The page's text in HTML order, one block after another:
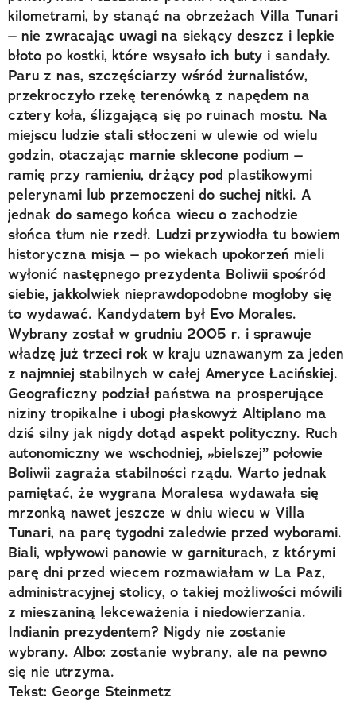
kilometrami, by stanąć na obrzeżach Villa Tunari
– nie zwracając uwagi na siekący deszcz i lepkie
błoto po kostki, które wsysało ich buty i sandały.
Paru z nas, szczęściarzy wśród żurnalistów,
przekroczyło rzekę terenówką z napędem na
cztery koła, ślizgającą się po ruinach mostu. Na
miejscu ludzie stali stłoczeni w ulewie od wielu
godzin, otaczając marnie sklecone podium –
ramię przy ramieniu, drżący pod plastikowymi
pelerynami lub przemoczeni do suchej nitki. A
jednak do samego końca wiecu o zachodzie
słońca tłum nie rzedł. Ludzi przywiodła tu bowiem
historyczna misja – po wiekach upokorzeń mieli
wyłonić następnego prezydenta Boliwii spośród
siebie, jakkolwiek nieprawdopodobne mogłoby się
to wydawać. Kandydatem był Evo Morales.
Wybrany został w grudniu 2005 r. i sprawuje
władzę już trzeci rok w kraju uznawanym za jeden
z najmniej stabilnych w całej Ameryce Łacińskiej.
Geograficzny podział państwa na prosperujące
niziny tropikalne i ubogi płaskowyż Altiplano ma
dziś silny jak nigdy dotąd aspekt polityczny. Ruch
autonomiczny we wschodniej, „bielszej” połowie
Boliwii zagraża stabilności rządu. Warto jednak
pamiętać, że wygrana Moralesa wydawała się
mrzonką nawet jeszcze w dniu wiecu w Villa
Tunari, na parę tygodni zaledwie przed wyborami.
Biali, wpływowi panowie w garniturach, z którymi
parę dni przed wiecem rozmawiałam w La Paz,
administracyjnej stolicy, o takiej możliwości mówili
z mieszaniną lekceważenia i niedowierzania.
Indianin prezydentem? Nigdy nie zostanie
wybrany. Albo: zostanie wybrany, ale na pewno
się nie utrzyma.
Tekst: George Steinmetz